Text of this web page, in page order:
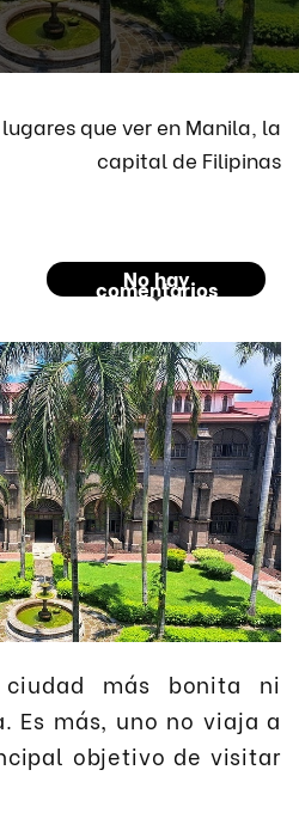
lugares que ver en Manila, la
capital de Filipinas
No hay
comentarios
más bonita ni
Es más, uno no viaja a
objetivo de visitar